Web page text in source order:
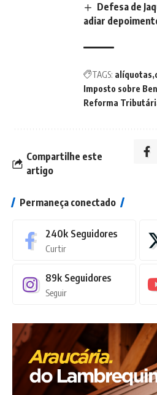
Defesa de
adiar
TAGS: alíquotas
Imposto sobre
Reforma
Compartilhe este
artigo
Permaneça conectado
240k Seguidores
Curtir
89k Seguidores
Seguir